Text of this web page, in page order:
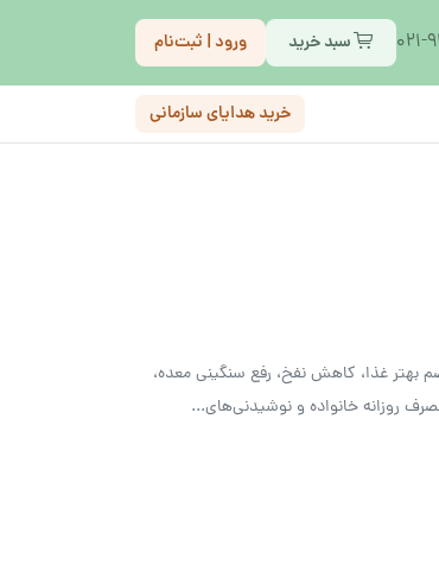
021- سبد خرید ورود | ثبت‌نام
خرید هدایای سازمانی
بهتر غذا، کاهش نفخ، رفع سنگینی معده،
خانواده و نوشیدنی‌های...